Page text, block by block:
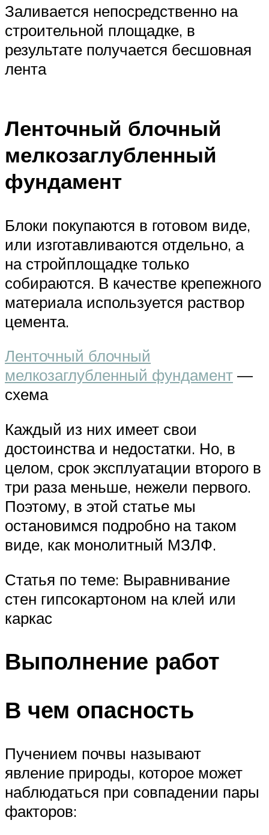
Заливается непосредственно на
строительной площадке, в
результате получается бесшовная
лента
Ленточный блочный
мелкозаглубленный
фундамент
Блоки покупаются в готовом виде,
или изготавливаются отдельно, а
на стройплощадке только
собираются. В качестве крепежного
материала используется раствор
цемента.
Ленточный блочный
мелкозаглубленный фундамент —
схема
Каждый из них имеет свои
достоинства и недостатки. Но, в
целом, срок эксплуатации второго в
три раза меньше, нежели первого.
Поэтому, в этой статье мы
остановимся подробно на таком
виде, как монолитный МЗЛФ.
Статья по теме: Выравнивание
стен гипсокартоном на клей или
каркас
Выполнение работ
В чем опасность
Пучением почвы называют
явление природы, которое может
наблюдаться при совпадении пары
факторов: